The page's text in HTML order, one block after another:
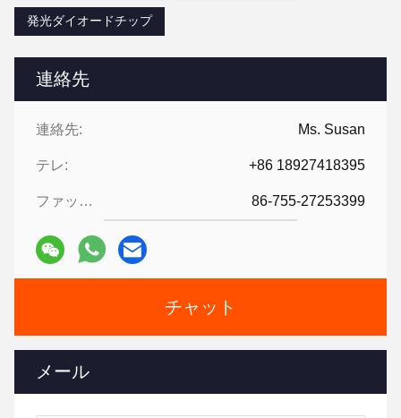
連絡先
連絡先: Ms. Susan
テレ: +86 18927418395
ファックス: 86-755-27253399
チャット
メール
発光ダイオードチップ